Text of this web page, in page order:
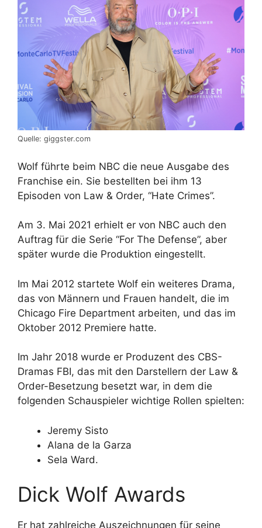
Quelle: giggster.com
Wolf führte beim NBC die neue Ausgabe des
Franchise ein. Sie bestellten bei ihm 13
Episoden von Law & Order, “Hate Crimes”.
Am 3. Mai 2021 erhielt er von NBC auch den
Auftrag für die Serie “For The Defense”, aber
später wurde die Produktion eingestellt.
Im Mai 2012 startete Wolf ein weiteres Drama,
das von Männern und Frauen handelt, die im
Chicago Fire Department arbeiten, und das im
Oktober 2012 Premiere hatte.
Im Jahr 2018 wurde er Produzent des CBS-
Dramas FBI, das mit den Darstellern der Law &
Order-Besetzung besetzt war, in dem die
folgenden Schauspieler wichtige Rollen spielten:
Jeremy Sisto
Alana de la Garza
Sela Ward.
Dick Wolf Awards
Er hat zahlreiche Auszeichnungen für seine